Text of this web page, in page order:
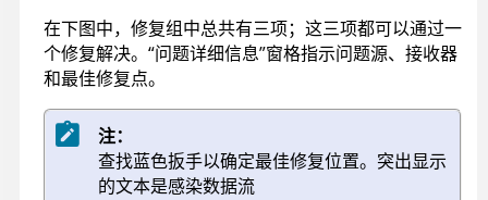
在下图中，修复组中总共有三项；这三项都可以通过一
个修复解决。“问题详细信息”窗格指示问题源、接收器
和最佳修复点。
注：
查找蓝色扳手以确定最佳修复位置。突出显示
的文本是感染数据流